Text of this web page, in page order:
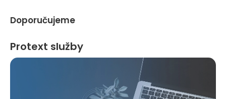
Doporučujeme
Protext služby